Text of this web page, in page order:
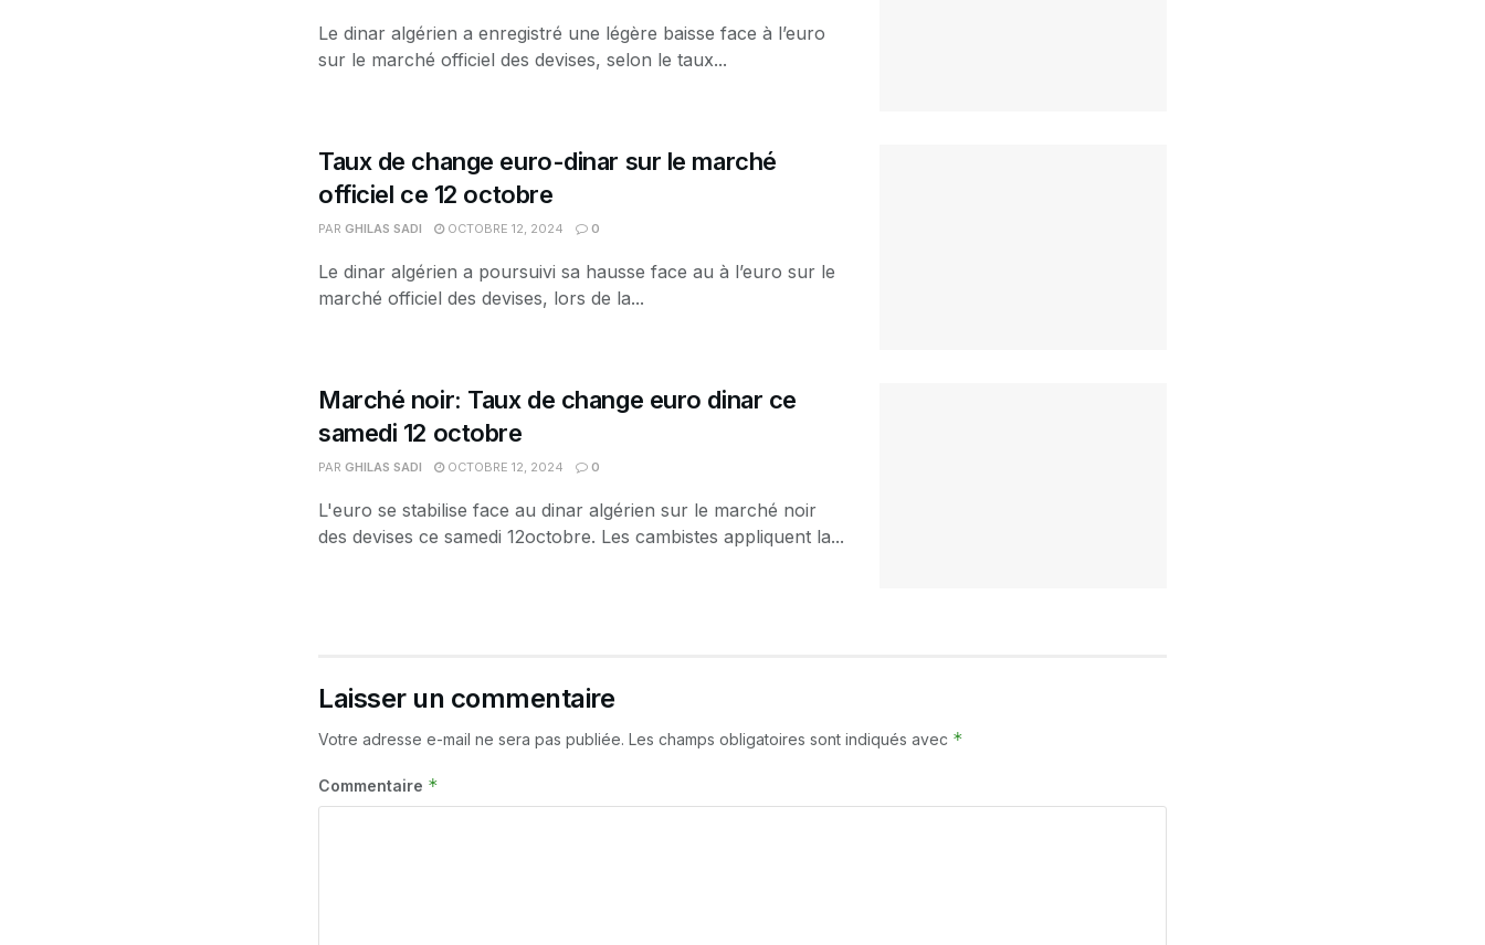
Le dinar algérien a enregistré une légère baisse face à l’euro
sur le marché officiel des devises, selon le taux...
Taux de change euro-dinar sur le marché
officiel ce 12 octobre
PAR GHILAS SADI OCTOBRE 12, 2024 0
Le dinar algérien a poursuivi sa hausse face au à l’euro sur le
marché officiel des devises, lors de la...
Marché noir: Taux de change euro dinar ce
samedi 12 octobre
PAR GHILAS SADI OCTOBRE 12, 2024 0
L'euro se stabilise face au dinar algérien sur le marché noir
des devises ce samedi 12octobre. Les cambistes appliquent la...
Laisser un commentaire
Votre adresse e-mail ne sera pas publiée. Les champs obligatoires sont indiqués avec *
Commentaire *